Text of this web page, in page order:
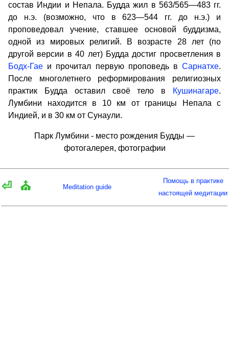
состав Индии и Непала. Будда жил в 563/565—483 гг.
до н.э. (возможно, что в 623—544 гг. до н.э.) и
проповедовал учение, ставшее основой буддизма,
одной из мировых религий. В возрасте 28 лет (по
другой версии в 40 лет) Будда достиг просветления в
Бодх-Гае и прочитал первую проповедь в Сарнатхе.
После многолетнего реформирования религиозных
практик Будда оставил своё тело в
Кушинагаре.
Лумбини находится в 10 км от границы Непала с
Индией, и в 30 км от Сунаули.
Парк Лумбини - место рождения Будды —
фотогалерея, фотографии
⏎ ⛪ Meditation guide
Помощь в практике
настоящей медитации